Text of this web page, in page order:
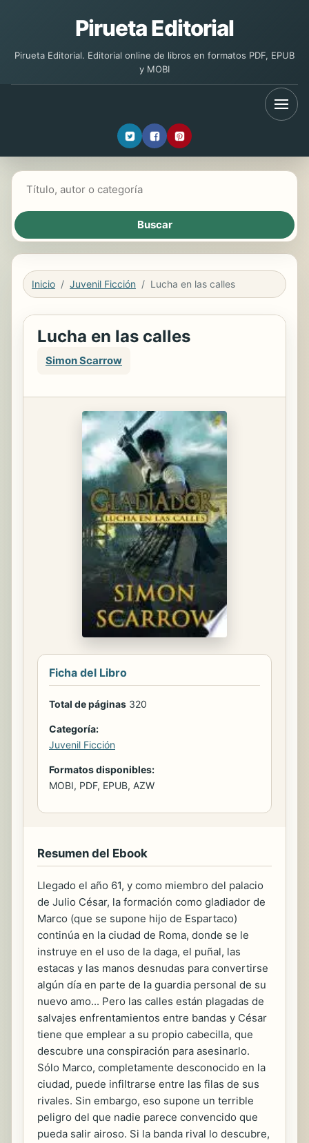
Pirueta Editorial
Pirueta Editorial. Editorial online de libros en formatos PDF, EPUB
y MOBI
Inicio Juvenil Ficción Lucha en las calles
Lucha en las calles
Simon Scarrow
Ficha del Libro
Total de páginas 320
Categoría:
Juvenil Ficción
Formatos disponibles:
MOBI, PDF, EPUB, AZW
Resumen del Ebook
Llegado el año 61, y como miembro del palacio
de Julio César, la formación como gladiador de
Marco (que se supone hijo de Espartaco)
continúa en la ciudad de Roma, donde se le
instruye en el uso de la daga, el puñal, las
estacas y las manos desnudas para convertirse
algún día en parte de la guardia personal de su
nuevo amo... Pero las calles están plagadas de
salvajes enfrentamientos entre bandas y César
tiene que emplear a su propio cabecilla, que
descubre una conspiración para asesinarlo.
Sólo Marco, completamente desconocido en la
ciudad, puede infiltrarse entre las filas de sus
rivales. Sin embargo, eso supone un terrible
peligro del que nadie parece convencido que
pueda salir airoso. Si la banda rival lo descubre,